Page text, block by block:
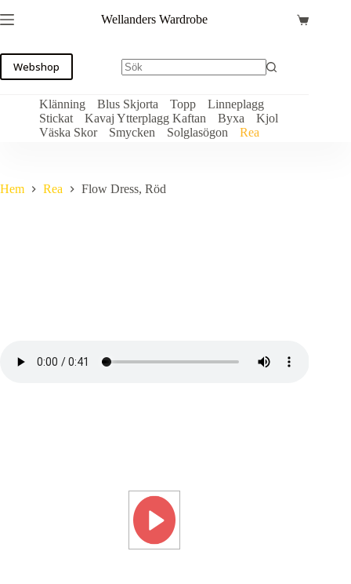
till
Wellanders Wardrobe Varukorg
Webshop
Klänning Blus Skjorta Topp
Linneplagg
Stickat
Kavaj Ytterplagg Kaftan Byxa
Kjol
Väska Skor
Smycken Solglasögon Rea
Hem Rea Flow Dress, Röd